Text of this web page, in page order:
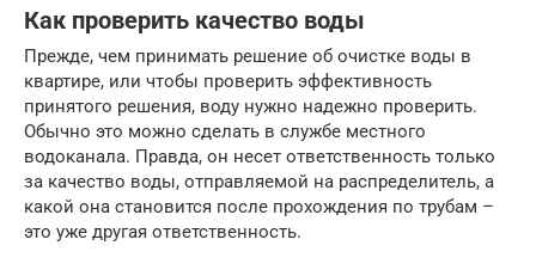
Как проверить качество воды
Прежде, чем принимать решение об очистке воды в
квартире, или чтобы проверить эффективность
принятого решения, воду нужно надежно проверить.
Обычно это можно сделать в службе местного
водоканала. Правда, он несет ответственность только
за качество воды, отправляемой на распределитель, а
какой она становится после прохождения по трубам –
это уже другая ответственность.